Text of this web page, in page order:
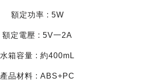
額定功率 : 5W
額定電壓 : 5V一2A
水箱容量 : 約400mL
產品材料 : ABS+PC